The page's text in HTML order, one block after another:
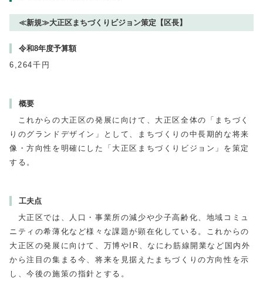
≪新規≫大正区まちづくりビジョン策定【区長】
令和8年度予算額
6,264千円
概要
これからの大正区の発展に向けて、大正区全体の「まちづく
りのグランドデザイン」として、まちづくりの中長期的な将来
像・方向性を明確にした「大正区まちづくりビジョン」を策定
する。
工夫点
大正区では、人口・事業所の減少や少子高齢化、地域コミュ
ニティの希薄化など様々な課題が顕在化している。これからの
大正区の発展に向けて、万博やIR、なにわ筋線開業など国内外
から注目の集まる今、将来を見据えたまちづくりの方向性を示
し、今後の施策の指針とする。